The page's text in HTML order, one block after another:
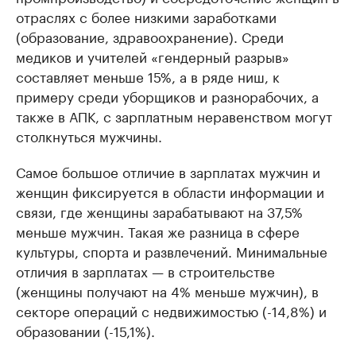
отраслях с более низкими заработками
(образование, здравоохранение). Среди
медиков и учителей «гендерный разрыв»
составляет меньше 15%, а в ряде ниш, к
примеру среди уборщиков и разнорабочих, а
также в АПК, с зарплатным неравенством могут
столкнуться мужчины.
Самое большое отличие в зарплатах мужчин и
женщин фиксируется в области информации и
связи, где женщины зарабатывают на 37,5%
меньше мужчин. Такая же разница в сфере
культуры, спорта и развлечений. Минимальные
отличия в зарплатах — в строительстве
(женщины получают на 4% меньше мужчин), в
секторе операций с недвижимостью (-14,8%) и
образовании (-15,1%).